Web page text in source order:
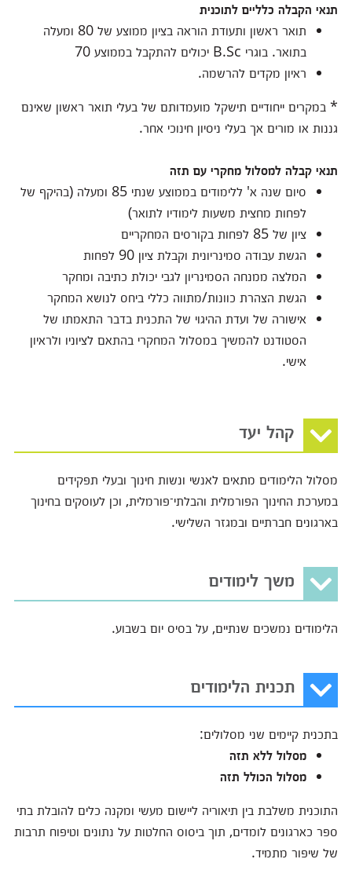
תנאי הקבלה כלליים לתוכנית
תואר ראשון ותעודת הוראה בציון ממוצע של 80 ומעלה
בתואר. בוגרי B.Sc יכולים להתקבל בממוצע 70
ראיון מקדים להרשמה.
* במקרים ייחודיים תישקל מועמדותם של בעלי תואר ראשון שאינם
גננות או מורים אך בעלי ניסיון חינוכי אחר.
תנאי קבלה למסלול מחקרי עם תזה
סיום שנה א' ללימודים בממוצע שנתי 85 ומעלה (בהיקף של
לפחות מחצית משעות לימודיו לתואר)
ציון של 85 לפחות בקורסים המחקריים
הגשת עבודה סמינריונית וקבלת ציון 90 לפחות
המלצה ממנחה הסמינריון לגבי יכולת כתיבה ומחקר
הגשת הצהרת כוונות/מתווה כללי ביחס לנושא המחקר
אישורה של ועדת ההיגוי של התכנית בדבר התאמתו של
הסטודנט להמשיך במסלול המחקרי בהתאם לציוניו ולראיון
אישי.
קהל יעד
מסלול הלימודים מתאים לאנשי ונשות חינוך ובעלי תפקידים
במערכת החינוך הפורמלית והבלתי־פורמלית, וכן לעוסקים בחינוך
בארגונים חברתיים ובמגזר השלישי.
משך לימודים
הלימודים נמשכים שנתיים, על בסיס יום בשבוע.
תכנית הלימודים
בתכנית קיימים שני מסלולים:
מסלול ללא תזה
מסלול הכולל תזה
התוכנית משלבת בין תיאוריה ליישום מעשי ומקנה כלים להובלת בתי
ספר כארגונים לומדים, תוך ביסוס החלטות על נתונים וטיפוח תרבות
של שיפור מתמיד.